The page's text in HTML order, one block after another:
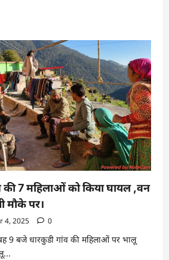
की 7 महिलाओं को किया घायल ,वन
मौके पर।
4, 2025 0
9 बजे धारकुडी गांव की महिलाओं पर भालू